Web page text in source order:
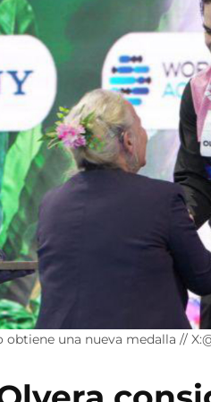
una nueva medalla //